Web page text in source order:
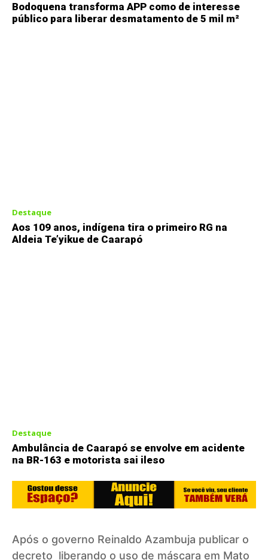
Bodoquena transforma APP como de interesse
público para liberar desmatamento de 5 mil m²
Destaque
Aos 109 anos, indígena tira o primeiro RG na
Aldeia Te’yikue de Caarapó
Destaque
Ambulância de Caarapó se envolve em acidente
na BR-163 e motorista sai ileso
Após o governo Reinaldo Azambuja publicar o
decreto liberando o uso de máscara em Mato